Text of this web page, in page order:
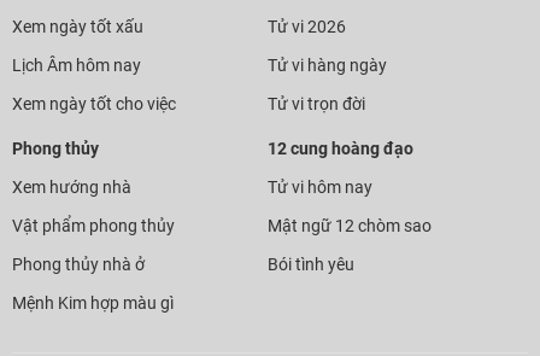
Xem ngày tốt xấu
Lịch Âm hôm nay
Xem ngày tốt cho việc
Tử vi 2026
Tử vi hàng ngày
Tử vi trọn đời
Phong thủy
Xem hướng nhà
Vật phẩm phong thủy
Phong thủy nhà ở
Mệnh Kim hợp màu gì
12 cung hoàng đạo
Tử vi hôm nay
Mật ngữ 12 chòm sao
Bói tình yêu